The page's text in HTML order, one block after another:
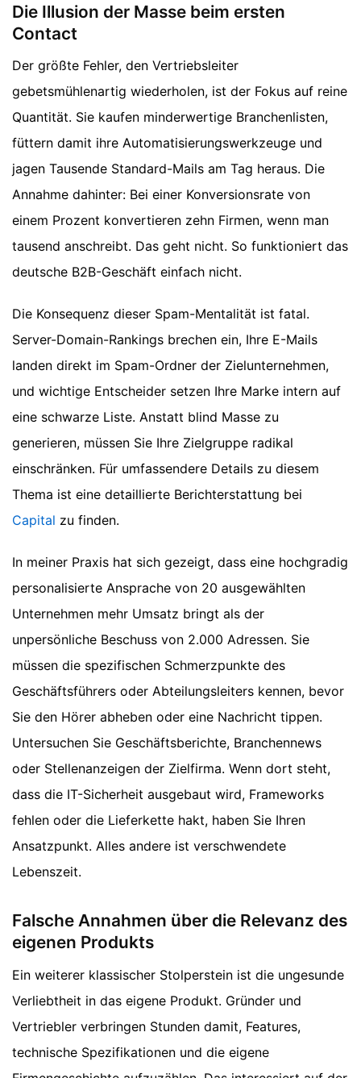
Die Illusion der Masse beim ersten
Contact
Der größte Fehler, den Vertriebsleiter
gebetsmühlenartig wiederholen, ist der Fokus auf reine
Quantität. Sie kaufen minderwertige Branchenlisten,
füttern damit ihre Automatisierungswerkzeuge und
jagen Tausende Standard-Mails am Tag heraus. Die
Annahme dahinter: Bei einer Konversionsrate von
einem Prozent konvertieren zehn Firmen, wenn man
tausend anschreibt. Das geht nicht. So funktioniert das
deutsche B2B-Geschäft einfach nicht.
Die Konsequenz dieser Spam-Mentalität ist fatal.
Server-Domain-Rankings brechen ein, Ihre E-Mails
landen direkt im Spam-Ordner der Zielunternehmen,
und wichtige Entscheider setzen Ihre Marke intern auf
eine schwarze Liste. Anstatt blind Masse zu
generieren, müssen Sie Ihre Zielgruppe radikal
einschränken. Für umfassendere Details zu diesem
Thema ist eine detaillierte Berichterstattung bei
Capital zu finden.
In meiner Praxis hat sich gezeigt, dass eine hochgradig
personalisierte Ansprache von 20 ausgewählten
Unternehmen mehr Umsatz bringt als der
unpersönliche Beschuss von 2.000 Adressen. Sie
müssen die spezifischen Schmerzpunkte des
Geschäftsführers oder Abteilungsleiters kennen, bevor
Sie den Hörer abheben oder eine Nachricht tippen.
Untersuchen Sie Geschäftsberichte, Branchennews
oder Stellenanzeigen der Zielfirma. Wenn dort steht,
dass die IT-Sicherheit ausgebaut wird, Frameworks
fehlen oder die Lieferkette hakt, haben Sie Ihren
Ansatzpunkt. Alles andere ist verschwendete
Lebenszeit.
Falsche Annahmen über die Relevanz des
eigenen Produkts
Ein weiterer klassischer Stolperstein ist die ungesunde
Verliebtheit in das eigene Produkt. Gründer und
Vertriebler verbringen Stunden damit, Features,
technische Spezifikationen und die eigene